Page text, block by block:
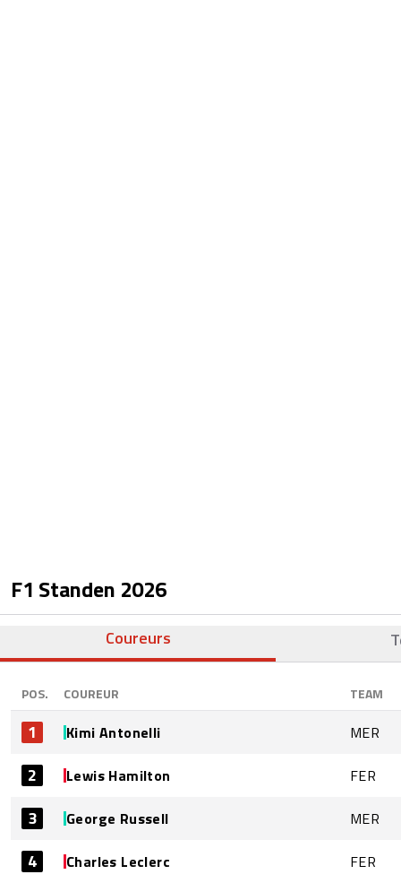
F1 Standen 2026
Coureurs
POS. COUREUR TEAM
1 Kimi Antonelli MER
2 Lewis Hamilton FER
3 George Russell MER
4 Charles Leclerc FER